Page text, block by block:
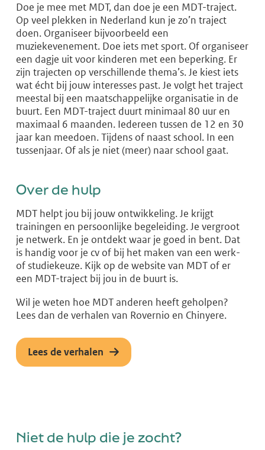
Doe je mee met MDT, dan doe je een MDT-traject.
Op veel plekken in Nederland kun je zo’n traject
doen. Organiseer bijvoorbeeld een
muziekevenement. Doe iets met sport. Of organiseer
een dagje uit voor kinderen met een beperking. Er
zijn trajecten op verschillende thema’s. Je kiest iets
wat écht bij jouw interesses past. Je volgt het traject
meestal bij een maatschappelijke organisatie in de
buurt. Een MDT-traject duurt minimaal 80 uur en
maximaal 6 maanden. Iedereen tussen de 12 en 30
jaar kan meedoen. Tijdens of naast school. In een
tussenjaar. Of als je niet (meer) naar school gaat.
Over de hulp
MDT helpt jou bij jouw ontwikkeling. Je krijgt
trainingen en persoonlijke begeleiding. Je vergroot
je netwerk. En je ontdekt waar je goed in bent. Dat
is handig voor je cv of bij het maken van een werk-
of studiekeuze. Kijk op de website van MDT of er
een MDT-traject bij jou in de buurt is.
Wil je weten hoe MDT anderen heeft geholpen?
Lees dan de verhalen van Rovernio en Chinyere.
Lees de verhalen
Niet de hulp die je zocht?